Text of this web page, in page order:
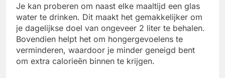
Je kan proberen om naast elke maaltijd een glas
water te drinken. Dit maakt het gemakkelijker om
je dagelijkse doel van ongeveer 2 liter te behalen.
Bovendien helpt het om hongergevoelens te
verminderen, waardoor je minder geneigd bent
om extra calorieën binnen te krijgen.